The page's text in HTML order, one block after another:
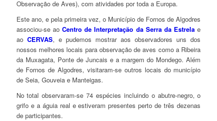
Observação de Aves), com atividades por toda a Europa.
Este ano, e pela primeira vez, o Município de Fornos de Algodres
associou-se ao Centro de Interpretação da Serra da Estrela e
ao CERVAS, e pudemos mostrar aos observadores uns dos
nossos melhores locais para observação de aves como a Ribeira
da Muxagata, Ponte de Juncais e a margem do Mondego. Além
de Fornos de Algodres, visitaram-se outros locais do município
de Seia, Gouveia e Manteigas.
No total observaram-se 74 espécies incluindo o abutre-negro, o
grifo e a águia real e estiveram presentes perto de três dezenas
de participantes.